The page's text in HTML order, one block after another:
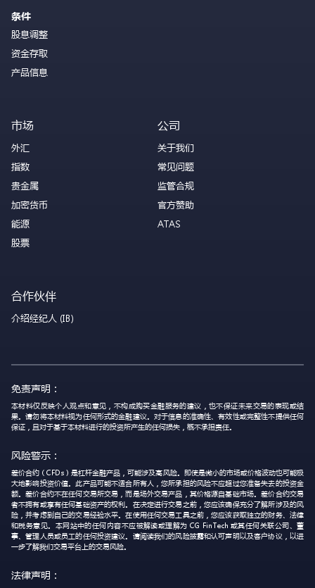
条件
股息调整
资金存取
产品信息
市场
外汇
指数
贵金属
加密货币
能源
股票
公司
关于我们
常见问题
监管合规
官方赞助
ATAS
合作伙伴
介绍经纪人 (IB)
免责声明：
本材料仅反映个人观点和意见，不构成购买金融服务的建议，也不保证未来交易的表现或结
果。请勿将本材料视为任何形式的金融建议。对于信息的准确性、有效性或完整性不提供任何
保证，且对于基于本材料进行的投资所产生的任何损失，概不承担责任。
风险警示：
差价合约（CFDs）是杠杆金融产品，可能涉及高风险。即使是微小的市场或价格波动也可能极
大地影响投资价值。此产品可能不适合所有人，您所承担的风险不应超过您准备失去的投资金
额。差价合约不在任何交易所交易，而是场外交易产品，其价格源自基础市场。差价合约交易
者不拥有或享有任何基础资产的权利。在决定进行交易之前，您应该确保充分了解所涉及的风
险，并考虑到自己的交易经验水平。在使用任何交易工具之前，您应该获取独立的财务、法律
和税务意见。本网站中的任何内容不应被解读或理解为 CG FinTech 或其任何关联公司、董
事、管理人员或员工的任何投资建议。请阅读我们的风险披露和认可声明以及客户协议，以进
一步了解我们交易平台上的交易风险。
法律声明：